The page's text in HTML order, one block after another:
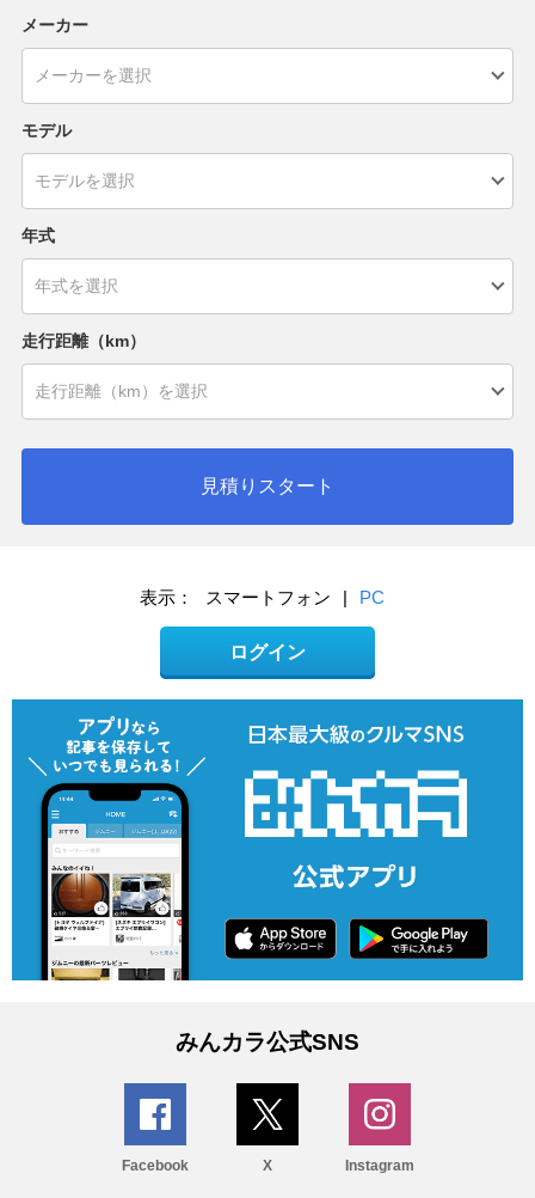
メーカー
モデル
年式
走行距離（km）
見積りスタート
表示： スマートフォン | PC
ログイン
みんカラ公式SNS
Facebook X Instagram